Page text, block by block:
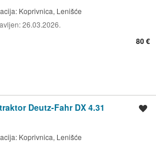
Koprivnica, Lenišće
26.03.2026.
80 €
Deutz-Fahr DX 4.31
Koprivnica, Lenišće